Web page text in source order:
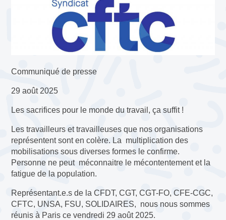
Communiqué de presse
29 août 2025
Les sacrifices pour le monde du travail, ça suffit !
Les travailleurs et travailleuses que nos organisations
représentent sont en colère. La multiplication des
mobilisations sous diverses formes le confirme.
Personne ne peut méconnaitre le mécontentement et la
fatigue de la population.
Représentant.e.s de la CFDT, CGT, CGT-FO, CFE-CGC,
CFTC, UNSA, FSU, SOLIDAIRES, nous nous sommes
réunis à Paris ce vendredi 29 août 2025.